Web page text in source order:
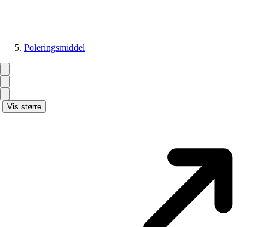
Poleringsmiddel
Vis større